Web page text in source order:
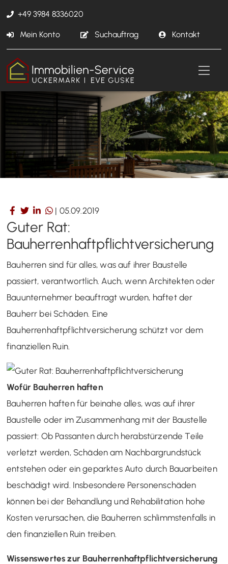
+49 3984 8336020
Mein Konto Suchauftrag Kontakt
| 05.09.2019
Guter Rat:
Bauherrenhaftpflichtversicherung
Bauherren sind für alles, was auf ihrer Baustelle
passiert, verantwortlich. Auch, wenn Architekten oder
Bauunternehmer beauftragt wurden, haftet der
Bauherr bei Schäden. Eine
Bauherrenhaftpflichtversicherung schützt vor dem
finanziellen Ruin.
Wofür Bauherren haften
Bauherren haften für beinahe alles, was auf ihrer
Baustelle oder im Zusammenhang mit der Baustelle
passiert: Ob Passanten durch herabstürzende Teile
verletzt werden, Schäden am Nachbargrundstück
entstehen oder ein geparktes Auto durch Bauarbeiten
beschädigt wird. Insbesondere Personenschäden
können bei der Behandlung und Rehabilitation hohe
Kosten verursachen, die Bauherren schlimmstenfalls in
den finanziellen Ruin treiben.
Wissenswertes zur Bauherrenhaftpflichtversicherung